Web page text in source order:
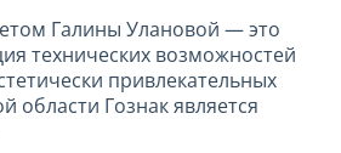
Галины Улановой — это
технических возможностей
привлекательных
области Гознак является